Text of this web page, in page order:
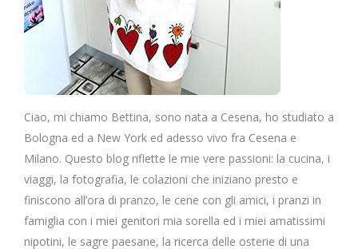
Ciao, mi chiamo Bettina, sono nata a Cesena, ho studiato a
Bologna ed a New York ed adesso vivo fra Cesena e
Milano. Questo blog riflette le mie vere passioni: la cucina, i
viaggi, la fotografia, le colazioni che iniziano presto e
finiscono all’ora di pranzo, le cene con gli amici, i pranzi in
famiglia con i miei genitori mia sorella ed i miei amatissimi
nipotini, le sagre paesane, la ricerca delle osterie di una